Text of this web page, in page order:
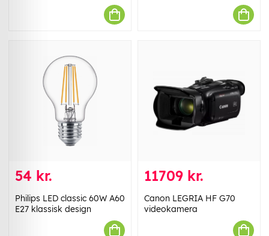
54 kr.
Philips LED classic 60W A60
E27 klassisk design
11709 kr.
Canon LEGRIA HF G70
videokamera